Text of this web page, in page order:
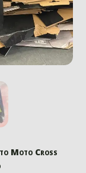
Moto Cross